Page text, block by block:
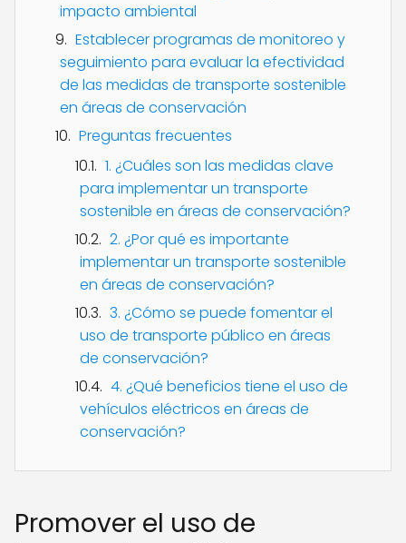
impacto ambiental
Establecer programas de monitoreo y
seguimiento para evaluar la efectividad
de las medidas de transporte sostenible
en áreas de conservación
Preguntas frecuentes
1. ¿Cuáles son las medidas clave
para implementar un transporte
sostenible en áreas de conservación?
2. ¿Por qué es importante
implementar un transporte sostenible
en áreas de conservación?
3. ¿Cómo se puede fomentar el
uso de transporte público en áreas
de conservación?
4. ¿Qué beneficios tiene el uso de
vehículos eléctricos en áreas de
conservación?
Promover el uso de